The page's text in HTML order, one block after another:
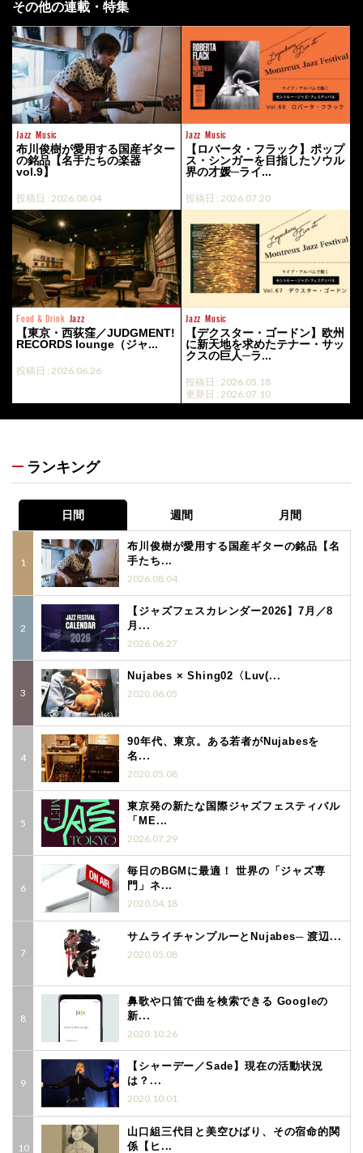
その他の連載・特集
Jazz Music
布川俊樹が愛用する国産ギター
の銘品【名手たちの楽器
vol.9】
投稿日 : 2026.08.04
Jazz Music
【ロバータ・フラック】ポップ
ス・シンガーを目指したソウル
界の才媛─ライ...
投稿日 : 2026.07.20
Food & Drink Jazz
【東京・西荻窪／JUDGMENT!
RECORDS lounge（ジャ...
投稿日 : 2026.06.26
Jazz Music
【デクスター・ゴードン】欧州
に新天地を求めたテナー・サッ
クスの巨人─ラ...
投稿日 : 2026.05.18
更新日 : 2026.07.10
ランキング
日間 週間 月間
布川俊樹が愛用する国産ギターの銘品【名
手たち...
2026.08.04
【ジャズフェスカレンダー2026】7月／8
月...
2026.06.27
Nujabes × Shing02〈Luv(...
2020.06.05
90年代、東京。ある若者がNujabesを
名...
2020.05.08
東京発の新たな国際ジャズフェスティバル
「ME...
2026.07.29
毎日のBGMに最適！ 世界の「ジャズ専
門」ネ...
2020.04.18
サムライチャンプルーとNujabes─ 渡辺...
2020.05.08
鼻歌や口笛で曲を検索できる Googleの
新...
2020.10.26
【シャーデー／Sade】現在の活動状況
は？...
2020.10.01
山口組三代目と美空ひばり、その宿命的関
係【ヒ...